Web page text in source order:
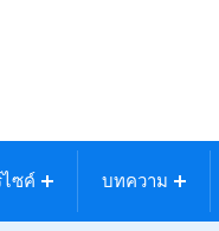
ไซค์ บทความ